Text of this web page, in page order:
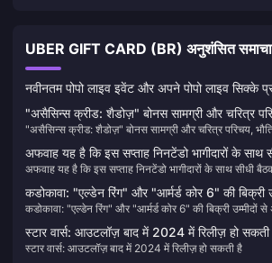
UBER GIFT CARD (BR) अनुशंसित
नवीनतम पोपो लाइव इवेंट और अपने पोपो लाइव सिक्के
"असैसिन्स क्रीड: शैडोज़" बोनस सामग्री और चरित्र
लिए ऑनलाइन इंस्टॉलेशन की आवश्यकता है
"असैसिन्स क्रीड: शैडोज़" बोनस सामग्री और चरित्र परिचय,
ऑनलाइन इंस्टॉलेशन की आवश्यकता है
अफवाह यह है कि इस सप्ताह निनटेंडो भागीदारों के साथ
जाएगी
अफवाह यह है कि इस सप्ताह निनटेंडो भागीदारों के साथ सीधी
कडोकावा: "एल्डेन रिंग" और "आर्मर्ड कोर 6" की बिक्री
और "शैडो ऑफ़ द गोल्डन ट्री" विकासाधीन है
कडोकावा: "एल्डेन रिंग" और "आर्मर्ड कोर 6" की बिक्री उम्मीदों
ऑफ़ द गोल्डन ट्री" विकासाधीन है
स्टार वार्स: आउटलॉज़ बाद में 2024 में रिलीज़ हो
स्टार वार्स: आउटलॉज़ बाद में 2024 में रिलीज़ हो सकती है